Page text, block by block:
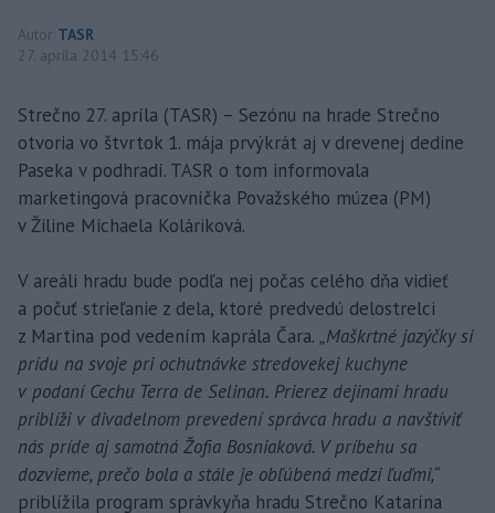
Autor TASR
27. apríla 2014 15:46
Strečno 27. apríla (TASR) – Sezónu na hrade Strečno
otvoria vo štvrtok 1. mája prvýkrát aj v drevenej dedine
Paseka v podhradí. TASR o tom informovala
marketingová pracovníčka Považského múzea (PM)
v Žiline Michaela Koláriková.
V areáli hradu bude podľa nej počas celého dňa vidieť
a počuť strieľanie z dela, ktoré predvedú delostrelci
z Martina pod vedením kaprála Čara. „Maškrtné jazýčky si
prídu na svoje pri ochutnávke stredovekej kuchyne
v podaní Cechu Terra de Selinan. Prierez dejinami hradu
priblíži v divadelnom prevedení správca hradu a navštíviť
nás príde aj samotná Žofia Bosniaková. V príbehu sa
dozvieme, prečo bola a stále je obľúbená medzi ľuďmi,“
priblížila program správkyňa hradu Strečno Katarína